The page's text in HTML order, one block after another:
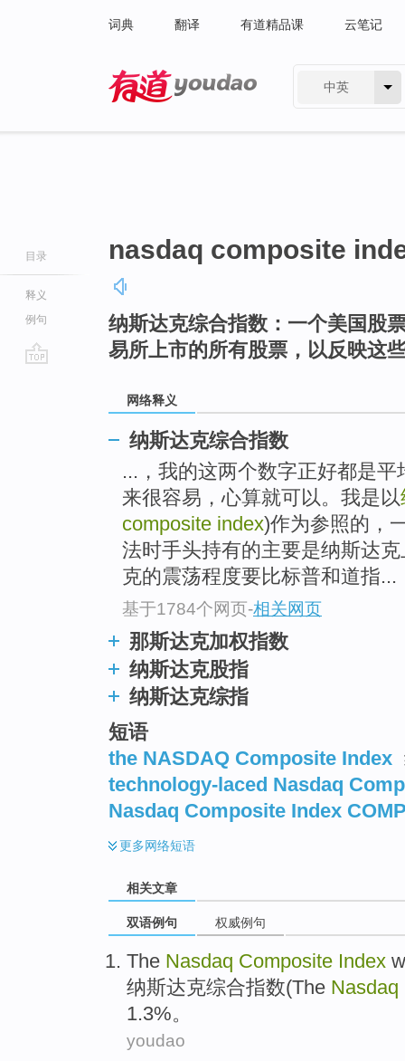
词典 翻译 有道精品课 云笔记
中英
目录
释义
例句
nasdaq composite
纳斯达克综合指数：一个美国股
易所上市的所有股票，以反映这
网络释义
纳斯达克综合指数
...，我的这两个数字正好都是
来很容易，心算就可以。我是以
composite index)作为参照的，
法时手头持有的主要是纳斯达
克的震荡程度要比标普和道指...
基于1784个网页-相关网页
那斯达克加权指数
纳斯达克股指
纳斯达克综指
短语
the NASDAQ Composite Index
technology-laced Nasdaq
Nasdaq Composite Index
更多网络短语
相关文章
双语例句 权威例句
The Nasdaq Composite Index
纳斯达克综合指数(The Nasdaq
1.3%。
youdao